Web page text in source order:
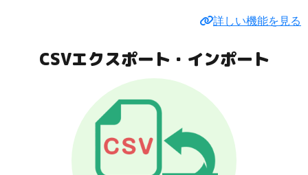
詳しい機能を見る
CSVエクスポート・インポート